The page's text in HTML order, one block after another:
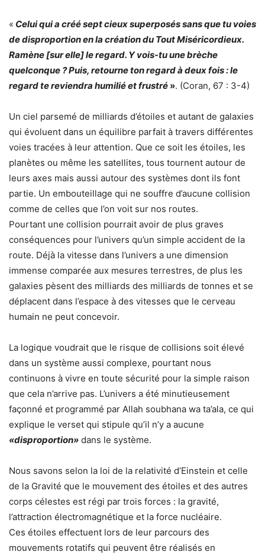
« Celui qui a créé sept cieux superposés sans que tu voies
de disproportion en la création du Tout Miséricordieux.
Ramène [sur elle] le regard. Y vois-tu une brèche
quelconque ? Puis, retourne ton regard à deux fois : le
regard te reviendra humilié et frustré ». (Coran, 67 : 3-4)
Un ciel parsemé de milliards d’étoiles et autant de galaxies
qui évoluent dans un équilibre parfait à travers différentes
voies tracées à leur attention. Que ce soit les étoiles, les
planètes ou même les satellites, tous tournent autour de
leurs axes mais aussi autour des systèmes dont ils font
partie. Un embouteillage qui ne souffre d’aucune collision
comme de celles que l’on voit sur nos routes.
Pourtant une collision pourrait avoir de plus graves
conséquences pour l’univers qu’un simple accident de la
route. Déjà la vitesse dans l’univers a une dimension
immense comparée aux mesures terrestres, de plus les
galaxies pèsent des milliards des milliards de tonnes et se
déplacent dans l’espace à des vitesses que le cerveau
humain ne peut concevoir.
La logique voudrait que le risque de collisions soit élevé
dans un système aussi complexe, pourtant nous
continuons à vivre en toute sécurité pour la simple raison
que cela n’arrive pas. L’univers a été minutieusement
façonné et programmé par Allah soubhana wa ta’ala, ce qui
explique le verset qui stipule qu’il n’y a aucune
«disproportion» dans le système.
Nous savons selon la loi de la relativité d’Einstein et celle
de la Gravité que le mouvement des étoiles et des autres
corps célestes est régi par trois forces : la gravité,
l’attraction électromagnétique et la force nucléaire.
Ces étoiles effectuent lors de leur parcours des
mouvements rotatifs qui peuvent être réalisés en